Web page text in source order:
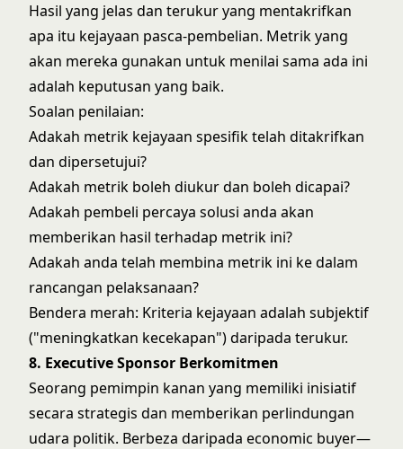
Hasil yang jelas dan terukur yang mentakrifkan
apa itu kejayaan pasca-pembelian. Metrik yang
akan mereka gunakan untuk menilai sama ada ini
adalah keputusan yang baik.
Soalan penilaian:
Adakah metrik kejayaan spesifik telah ditakrifkan
dan dipersetujui?
Adakah metrik boleh diukur dan boleh dicapai?
Adakah pembeli percaya solusi anda akan
memberikan hasil terhadap metrik ini?
Adakah anda telah membina metrik ini ke dalam
rancangan pelaksanaan?
Bendera merah: Kriteria kejayaan adalah subjektif
("meningkatkan kecekapan") daripada terukur.
8. Executive Sponsor Berkomitmen
Seorang pemimpin kanan yang memiliki inisiatif
secara strategis dan memberikan perlindungan
udara politik. Berbeza daripada economic buyer—